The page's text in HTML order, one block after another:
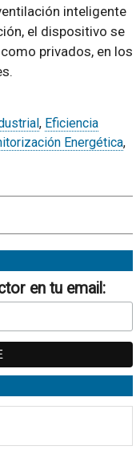
inteligente
el dispositivo se
privados, en los
, Eficiencia
Energética,
en tu email: